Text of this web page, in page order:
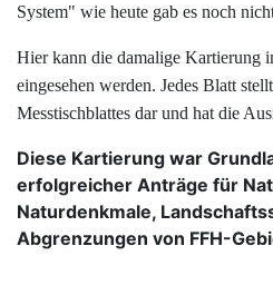
System" wie heute gab es noch
Hier kann die damalige Kartierung
eingesehen werden. Jedes Blatt
Messtischblattes dar und hat die
Diese Kartierung war
erfolgreicher Anträge für
Naturdenkmale,
Abgrenzungen von FFH-